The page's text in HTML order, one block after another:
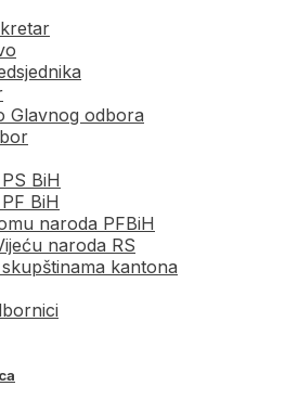
Glavnog odbora
BiH
BiH
naroda PFBiH
naroda RS
kantona